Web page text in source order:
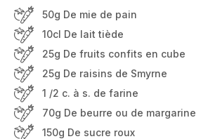
50g De mie de pain
10cl De lait tiède
25g De fruits confits en cube
25g De raisins de Smyrne
1 /2 c. à s. de farine
70g De beurre ou de margarine
150g De sucre roux